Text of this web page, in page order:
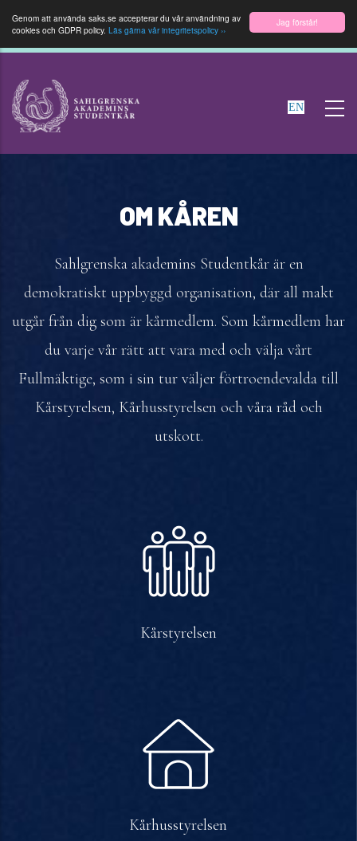
Jag förstår!
Genom att använda saks.se accepterar du vår användning av
cookies och GDPR policy. Läs gärna vår integritetspolicy ››
till
huvudinnehåll
EN
OM KÅREN
Sahlgrenska akademins Studentkår är en
demokratiskt uppbyggd organisation, där all makt
utgår från dig som är kårmedlem. Som kårmedlem har
du varje vår rätt att vara med och välja vårt
Fullmäktige, som i sin tur väljer förtroendevalda till
Kårstyrelsen, Kårhusstyrelsen och våra råd och
utskott.
Kårstyrelsen
Kårhusstyrelsen